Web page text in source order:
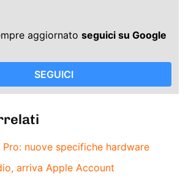
aggiornato seguici su Google
SEGUICI
nuove specifiche hardware
arriva Apple Account